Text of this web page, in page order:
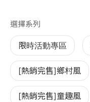
選擇系列
限時活動專區
[熱銷完售]鄉村風
[熱銷完售]童趣風